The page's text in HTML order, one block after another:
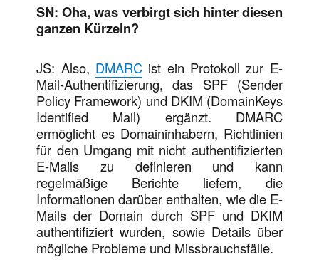
SN: Oha, was verbirgt sich hinter diesen
ganzen Kürzeln?
JS: Also, DMARC ist ein Protokoll zur E-
Mail-Authentifizierung, das SPF (Sender
Policy Framework) und DKIM (DomainKeys
Identified Mail) ergänzt. DMARC
ermöglicht es Domaininhabern, Richtlinien
für den Umgang mit nicht authentifizierten
E-Mails zu definieren und kann
regelmäßige Berichte liefern, die
Informationen darüber enthalten, wie die E-
Mails der Domain durch SPF und DKIM
authentifiziert wurden, sowie Details über
mögliche Probleme und Missbrauchsfälle.